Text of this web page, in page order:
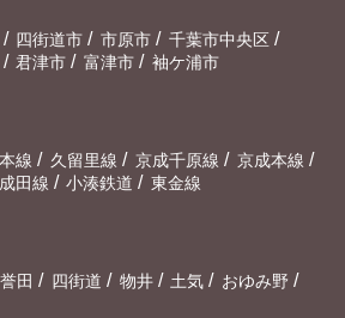
/ 四街道市 / 市原市 / 千葉市中央区 /
/ 君津市 / 富津市 / 袖ケ浦市
線 / 久留里線 / 京成千原線 / 京成本線 /
成田線 / 小湊鉄道 / 東金線
誉田 / 四街道 / 物井 / 土気 / おゆみ野 /